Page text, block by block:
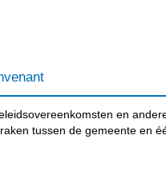
en
tussen de gemeente en